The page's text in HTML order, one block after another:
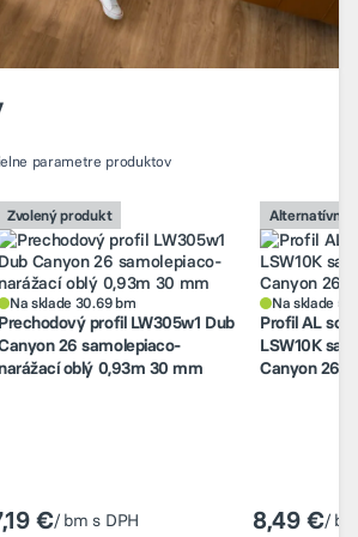
parametre produktov
produktov
Zvolený produkt
Na sklade 30.69 bm
Prechodový profil LW305w1 Dub
26 samolepiaco-
oblý 0,93m 30 mm
€/ bm s DPH
Alternatívny
Na sklade
Profil AL
LSW10K
Canyon 26
8,49 €/
produktov
Zvolený produkt
Na sklade 30.69 bm
Prechodový profil LW305w1 Dub
Canyon 26 samolepiaco-
oblý 0,93m 30 mm
€/ bm s DPH
Alternatívny
Na sklade
Profil AL
LSW10K
Canyon 26
8,49 €/